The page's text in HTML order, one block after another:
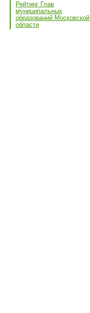
Рейтинг Глав
муниципальных
образований Московской
области